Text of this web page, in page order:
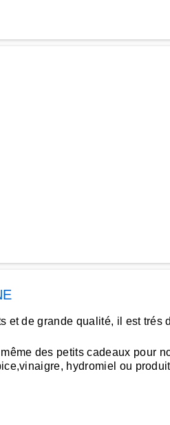
et de grande qualité, il est
des petits cadeaux pour
hydromiel ou